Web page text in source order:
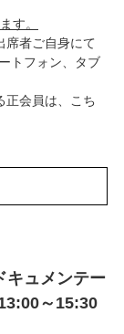
す。
者ご自身にて
トフォン、タブ
会員は、こち
キュメンテー
～15:30